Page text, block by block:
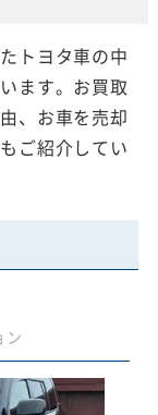
トヨタ車の中
ます。お買取
、お車を売却
ご紹介してい
ン